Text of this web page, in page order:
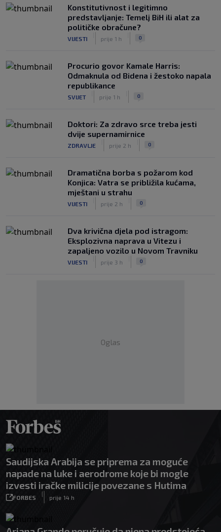
Konstitutivnost i legitimno
predstavljanje: Temelj BiH ili alat za
političke obračune?
VIJESTI prije 1 h 0
Procurio govor Kamale Harris:
Odmaknula od Bidena i žestoko napala
republikance
SVIJET prije 1 h 0
Doktori: Za zdravo srce treba jesti
dvije supernamirnice
ZDRAVLJE prije 2 h 0
Dramatična borba s požarom kod
Konjica: Vatra se približila kućama,
mještani u strahu
VIJESTI prije 2 h 0
Dva krivična djela pod istragom:
Eksplozivna naprava u Vitezu i
zapaljeno vozilo u Novom Travniku
VIJESTI prije 3 h 0
Oglas
Saudijska Arabija se priprema za moguće
napade na luke i aerodrome koje bi mogle
izvesti iračke milicije povezane s Hutima
FORBES
|
prije 14 h